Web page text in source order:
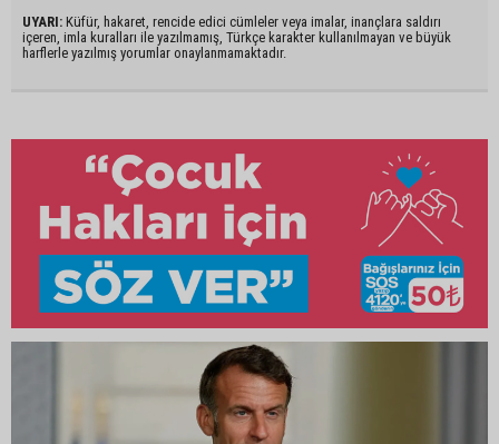
UYARI: Küfür, hakaret, rencide edici cümleler veya imalar, inançlara saldırı
içeren, imla kuralları ile yazılmamış, Türkçe karakter kullanılmayan ve büyük
harflerle yazılmış yorumlar onaylanmamaktadır.